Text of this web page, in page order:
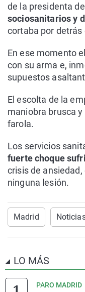
de la presidenta
sociosanitarios y
cortaba por detrás
En ese momento
con su arma e,
supuestos
El escolta de la
maniobra brusca
farola.
Los servicios
fuerte choque
crisis de
ninguna lesión.
Madrid
LO MÁS
PARO MADRID